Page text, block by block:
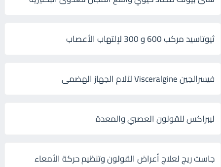
ثيوتاسيد مركب 600 و 300 لإلتهاب الأعصاب
فيسرالجين Visceralgine لآلام الجهاز الهضمى
ليبراكس للقولون العصبي والمعدة
جاست ريج لعلاج أعراض القولون وتنظيم حركة الأمعاء